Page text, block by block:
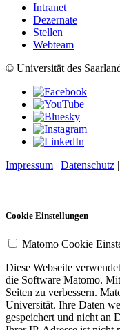
Intranet
Dezernate
Stellen
Webteam
© Universität des
Impressum | Datenschutz |
Cookie Einstellungen
Matomo Cookie
Diese Webseite
die Software Matomo.
Seiten zu verbessern.
Universität. Ihre Daten
gespeichert und nicht an